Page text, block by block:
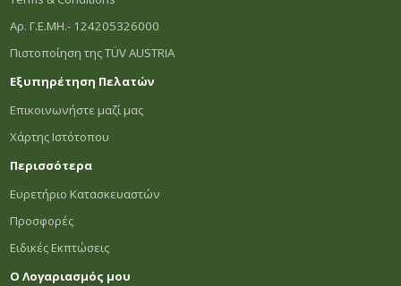
Αρ. Γ.Ε.ΜΗ.- 124205326000
Πιστοποίηση της TÜV AUSTRIA
Εξυπηρέτηση Πελατών
Επικοινωνήστε μαζί μας
Χάρτης Ιστότοπου
Περισσότερα
Ευρετήριο Κατασκευαστών
Προσφορές
Ειδικές Εκπτώσεις
Ο Λογαριασμός μου